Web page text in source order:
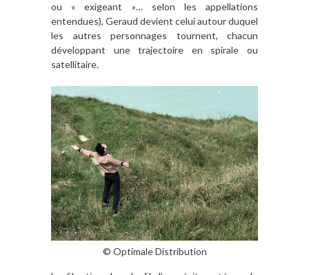
ou « exigeant »… selon les appellations
entendues), Geraud devient celui autour duquel
les autres personnages tournent, chacun
développant une trajectoire en spirale ou
satellitaire.
© Optimale Distribution